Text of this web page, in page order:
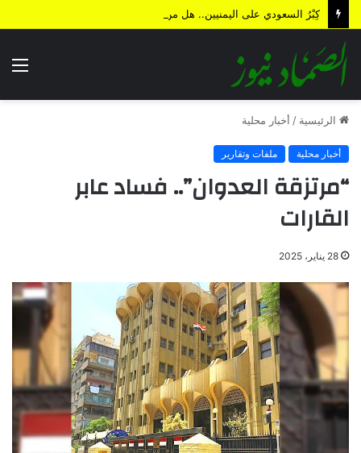
كِبْرُ السعودي على اليمنيين.. هل من نهاية؟!
الرئيسية / أخبار محلية
أخبار محلية ملفات وتقارير
“مرتزقة العدوان”.. فساد عابر
القارات
28 يناير، 2025